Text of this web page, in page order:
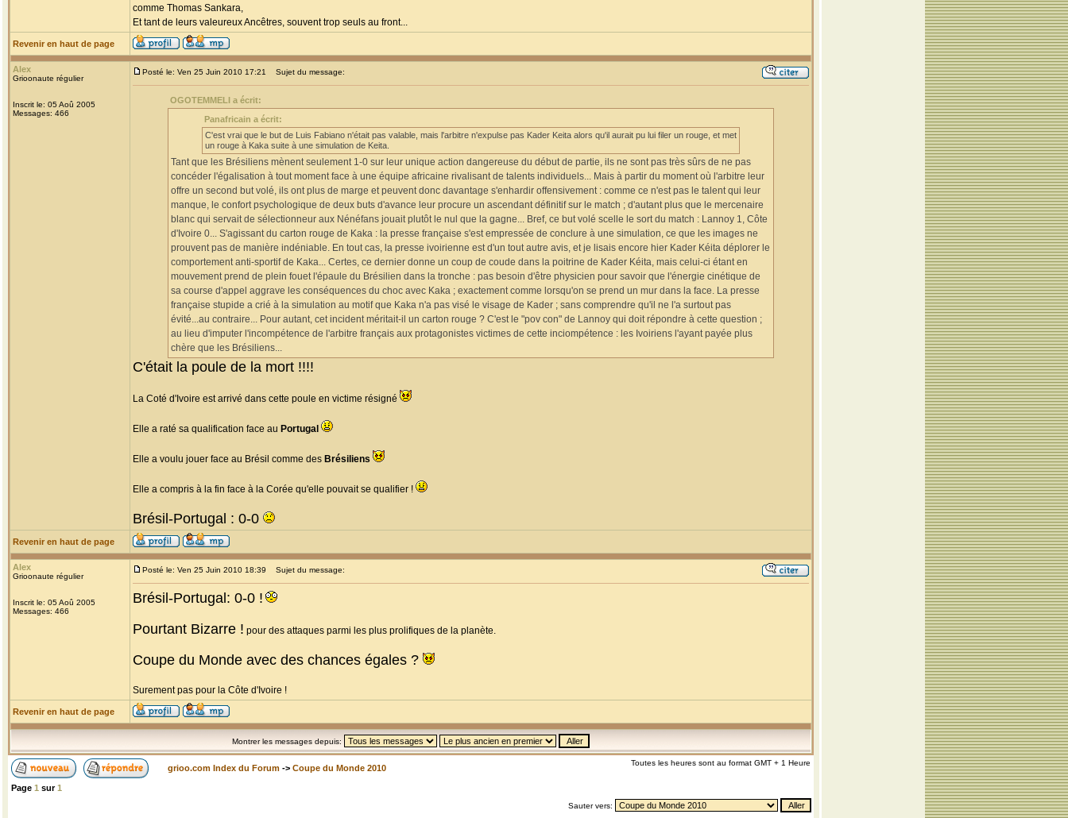
comme Thomas Sankara,
Et tant de leurs valeureux Ancêtres, souvent trop seuls au front...
Revenir en haut de page
Alex
Grioonaute régulier
Inscrit le: 05 Aoû 2005
Messages: 466
Posté le: Ven 25 Juin 2010 17:21 Sujet du message:
OGOTEMMELI a écrit:
Panafricain a écrit:
C'est vrai que le but de Luis Fabiano n'était pas valable, mais l'arbitre n'expulse pas Kader Keita alors qu'il aurait pu lui filer un rouge, et met
un rouge à Kaka suite à une simulation de Keita.
Tant que les Brésiliens mènent seulement 1-0 sur leur unique action dangereuse du début de partie, ils ne sont pas très sûrs de ne pas
concéder l'égalisation à tout moment face à une équipe africaine rivalisant de talents individuels... Mais à partir du moment où l'arbitre leur
offre un second but volé, ils ont plus de marge et peuvent donc davantage s'enhardir offensivement : comme ce n'est pas le talent qui leur
manque, le confort psychologique de deux buts d'avance leur procure un ascendant définitif sur le match ; d'autant plus que le mercenaire
blanc qui servait de sélectionneur aux Nénéfans jouait plutôt le nul que la gagne... Bref, ce but volé scelle le sort du match : Lannoy 1, Côte
d'Ivoire 0... S'agissant du carton rouge de Kaka : la presse française s'est empressée de conclure à une simulation, ce que les images ne
prouvent pas de manière indéniable. En tout cas, la presse ivoirienne est d'un tout autre avis, et je lisais encore hier Kader Kéita déplorer le
comportement anti-sportif de Kaka... Certes, ce dernier donne un coup de coude dans la poitrine de Kader Kéita, mais celui-ci étant en
mouvement prend de plein fouet l'épaule du Brésilien dans la tronche : pas besoin d'être physicien pour savoir que l'énergie cinétique de
sa course d'appel aggrave les conséquences du choc avec Kaka ; exactement comme lorsqu'on se prend un mur dans la face. La presse
française stupide a crié à la simulation au motif que Kaka n'a pas visé le visage de Kader ; sans comprendre qu'il ne l'a surtout pas
évité...au contraire... Pour autant, cet incident méritait-il un carton rouge ? C'est le "pov con" de Lannoy qui doit répondre à cette question ;
au lieu d'imputer l'incompétence de l'arbitre français aux protagonistes victimes de cette inciompétence : les Ivoiriens l'ayant payée plus
chère que les Brésiliens...
C'était la poule de la mort !!!!
La Coté d'Ivoire est arrivé dans cette poule en victime résigné
Elle a raté sa qualification face au Portugal
Elle a voulu jouer face au Brésil comme des Brésiliens
Elle a compris à la fin face à la Corée qu'elle pouvait se qualifier !
Brésil-Portugal : 0-0
Revenir en haut de page
Alex
Grioonaute régulier
Inscrit le: 05 Aoû 2005
Messages: 466
Posté le: Ven 25 Juin 2010 18:39 Sujet du message:
Brésil-Portugal: 0-0 !
Pourtant Bizarre ! pour des attaques parmi les plus prolifiques de la planète.
Coupe du Monde avec des chances égales ?
Surement pas pour la Côte d'Ivoire !
Revenir en haut de page
Montrer les messages depuis:
grioo.com Index du Forum -> Coupe du Monde 2010
Toutes les heures sont au format GMT + 1 Heure
Page 1 sur1
Sauter vers: